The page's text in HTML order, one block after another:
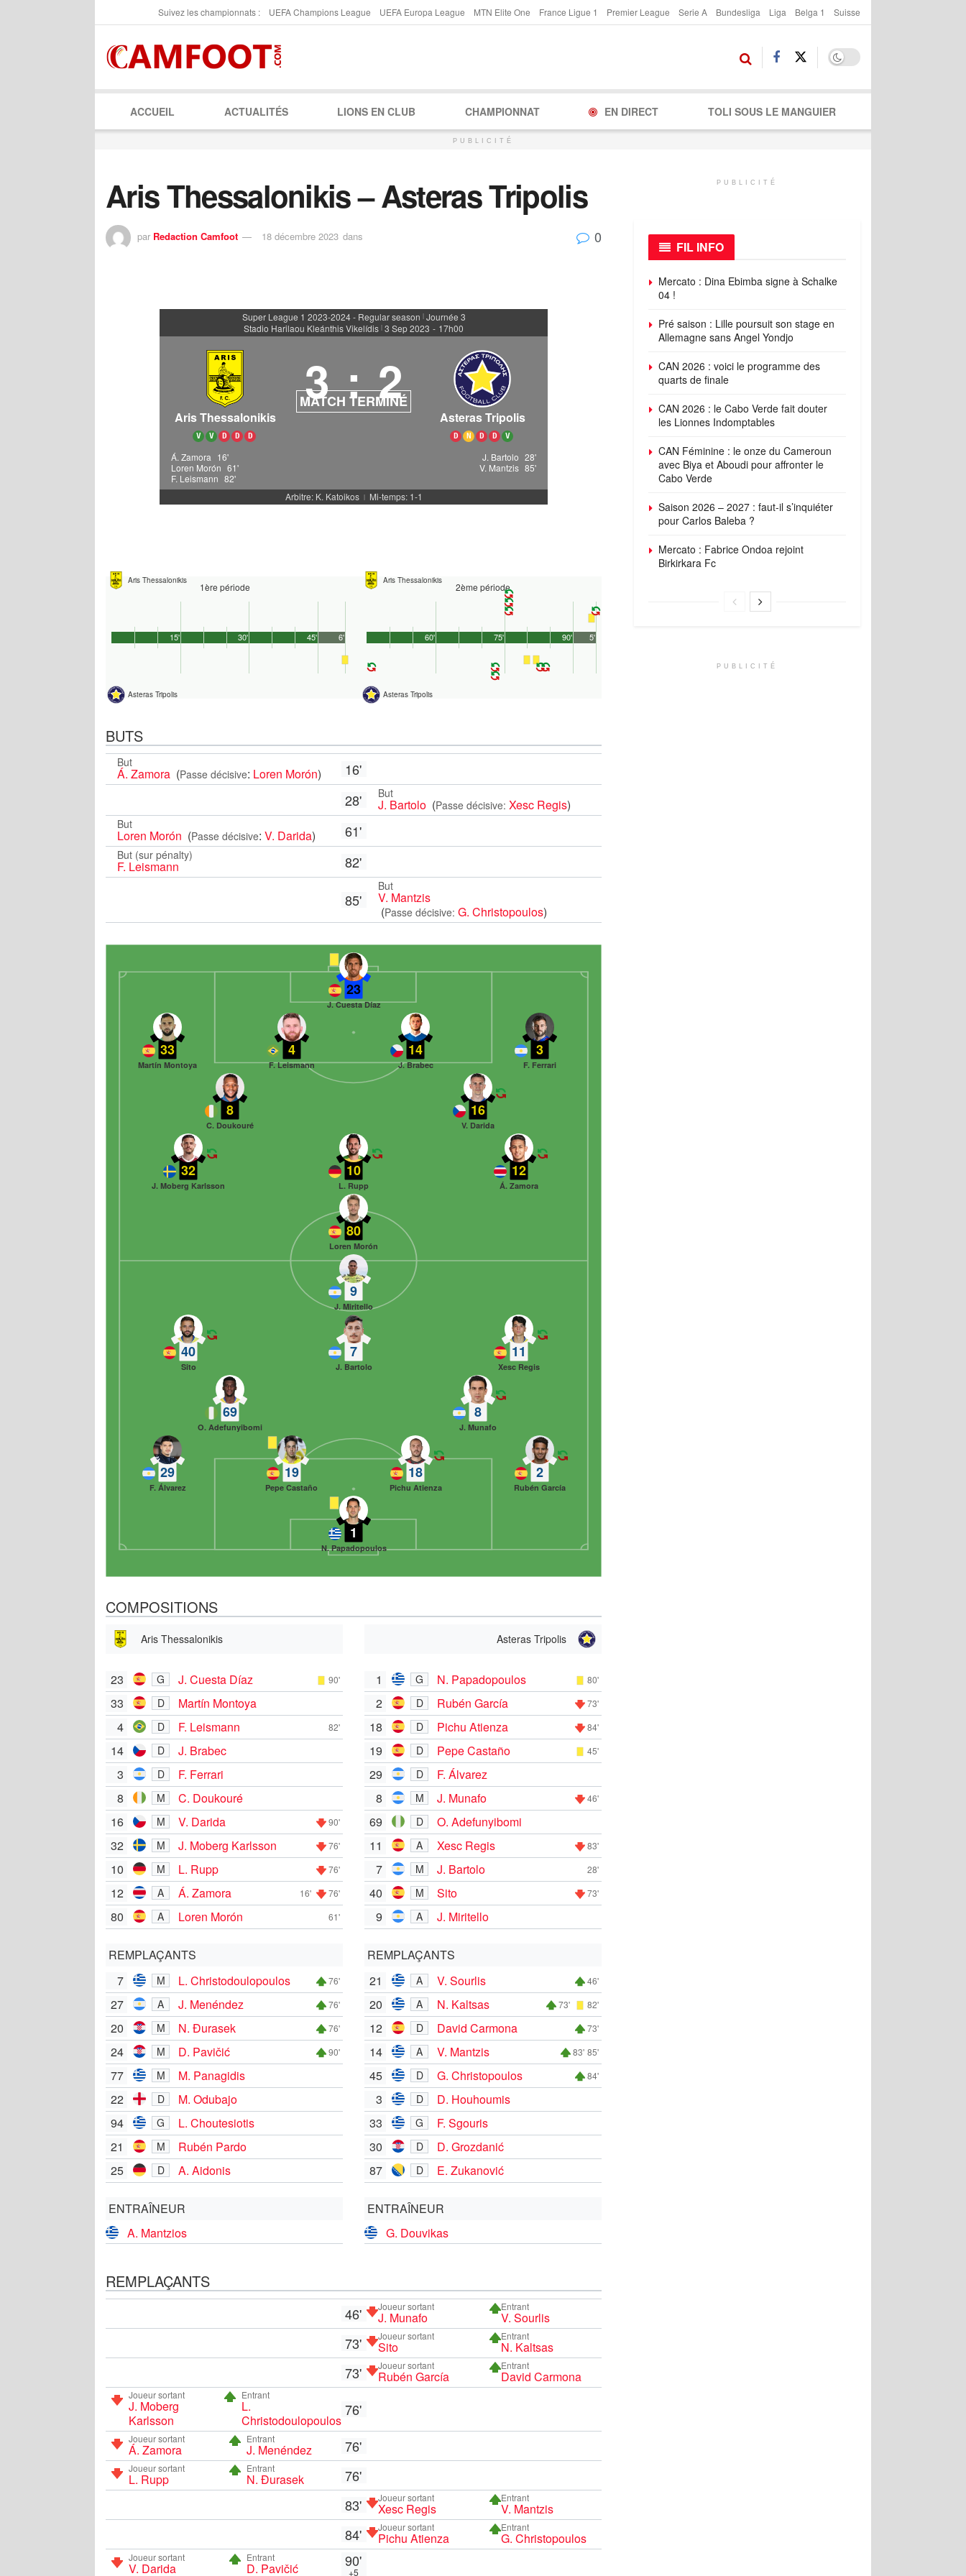
Suivez les championnats : UEFA Champions League UEFA Europa League MTN Elite One France Ligue 1 Premier League Serie A Bundesliga Liga Belga 1 Suisse
ACCUEIL ACTUALITÉS LIONS EN CLUB CHAMPIONNAT EN DIRECT TOLI SOUS LE MANGUIER
PUBLICITÉ
Aris Thessalonikis – Asteras Tripolis
par Redaction Camfoot 18 décembre 2023 dans 0
Super League 1 2023-2024 - Regular season | Journée 3
Stadio Harilaou Kleánthis Vikelídis | 3 Sep 2023 - 17h00
Aris Thessalonikis
V V D D D
3 : 2
MATCH TERMINÉ
Asteras Tripolis
D N D D V
Á. Zamora 16'
Loren Morón 61'
F. Leismann 82'
J. Bartolo 28'
V. Mantzis 85'
Arbitre: K. Katoikos | Mi-temps: 1-1
Aris Thessalonikis
1ère période
Asteras Tripolis
45'
15' 30' 6'
Aris Thessalonikis
2ème période
Asteras Tripolis
90'
60' 75' 5'
BUTS
But
Á. Zamora (Passe décisive: Loren Morón)
16'
28'
But
J. Bartolo (Passe décisive: Xesc Regis)
But
Loren Morón (Passe décisive: V. Darida) 61'
But (sur pénalty)
F. Leismann 82'
85'
But
V. Mantzis
(Passe décisive: G. Christopoulos)
23
J. Cuesta Díaz
3
F. Ferrari
14
J. Brabec
4
F. Leismann
33
Martín Montoya
16
V. Darida
8
C. Doukouré
12
Á. Zamora
10
L. Rupp
32
J. Moberg Karlsson
80
Loren Morón
1
N. Papadopoulos
29
F. Álvarez
19
Pepe Castaño
18
Pichu Atienza
2
Rubén García
69
O. Adefunyibomi
8
J. Munafo
40
Sito
7
J. Bartolo
11
Xesc Regis
9
J. Miritello
COMPOSITIONS
Aris Thessalonikis
23 G J. Cuesta Díaz 90'
33 D
Martín Montoya
4
D F. Leismann 82'
14 D
J. Brabec
3
D
F. Ferrari
8
M
C. Doukouré
16
M V. Darida 90'
32 M J. Moberg Karlsson 76'
10 M L. Rupp 76'
12 A Á. Zamora 16' 76'
80 A Loren Morón 61'
REMPLAÇANTS
7
M L. Christodoulopoulos 76'
27 A J. Menéndez 76'
20 M N. Đurasek 76'
24 M D. Pavičić 90'
77 M
M. Panagidis
22
D
M. Odubajo
94
G
L. Choutesiotis
21
M
Rubén Pardo
25
D A. Aidonis
ENTRAÎNEUR
A. Mantzios
Asteras Tripolis
1 G N. Papadopoulos 80'
2 D Rubén García 73'
18 D Pichu Atienza 84'
19 D Pepe Castaño 45'
29 D
F. Álvarez
8
M J. Munafo 46'
69 D
O. Adefunyibomi
11
A Xesc Regis 83'
7 M J. Bartolo 28'
40 M Sito 73'
9 A J. Miritello
REMPLAÇANTS
21
A V. Sourlis 46'
20 A N. Kaltsas 73' 82'
12 D David Carmona 73'
14 A V. Mantzis 83' 85'
45 D G. Christopoulos 84'
3 D
D. Houhoumis
33
G
F. Sgouris
30
D
D. Grozdanić
87
D E. Zukanović
ENTRAÎNEUR
G. Douvikas
REMPLAÇANTS
46' Joueur sortant
J. Munafo
Entrant
V. Sourlis
73' Joueur sortant
Sito
Entrant
N. Kaltsas
73' Joueur sortant
Rubén García
Entrant
David Carmona
Joueur sortant
J. Moberg
Karlsson
Entrant
L.
Christodoulopoulos
76'
Joueur sortant
Á. Zamora
Entrant
J. Menéndez 76'
Joueur sortant
L. Rupp
Entrant
N. Đurasek
76'
83'
Joueur sortant
Xesc Regis
Entrant
V. Mantzis
84' Joueur sortant
Pichu Atienza
Entrant
G. Christopoulos
Joueur sortant
V. Darida
Entrant
D. Pavičić 90'
+5
PUBLICITÉ
FIL INFO
Mercato : Dina Ebimba signe à Schalke
04 !
Pré saison : Lille poursuit son stage en
Allemagne sans Angel Yondjo
CAN 2026 : voici le programme des
quarts de finale
CAN 2026 : le Cabo Verde fait douter
les Lionnes Indomptables
CAN Féminine : le onze du Cameroun
avec Biya et Aboudi pour affronter le
Cabo Verde
Saison 2026 – 2027 : faut-il s’inquiéter
pour Carlos Baleba ?
Mercato : Fabrice Ondoa rejoint
Birkirkara Fc
PUBLICITÉ